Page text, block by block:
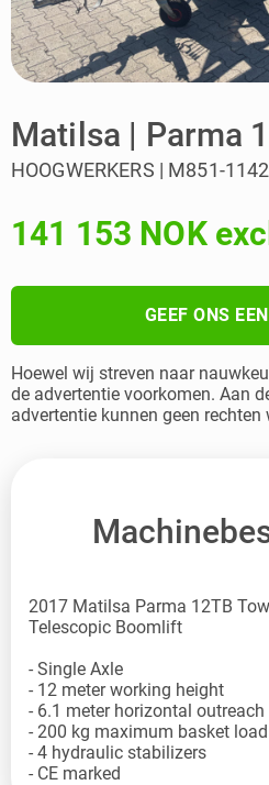
Matilsa | Parma
HOOGWERKERS | M851-1142
141 153 NOK
GEEF ONS
Hoewel wij streven naar
de advertentie voorkomen. Aan
advertentie kunnen geen rechten
2017 Matilsa Parma 12TB
Telescopic Boomlift
- Single Axle
- 12 meter working height
- 6.1 meter horizontal outreach
- 200 kg maximum basket load
- 4 hydraulic stabilizers
- CE marked